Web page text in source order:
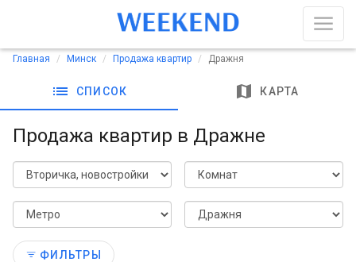
Главная Минск Продажа квартир Дражня
list СПИСОК map КАРТА
Продажа квартир в Дражне
ФИЛЬТРЫ